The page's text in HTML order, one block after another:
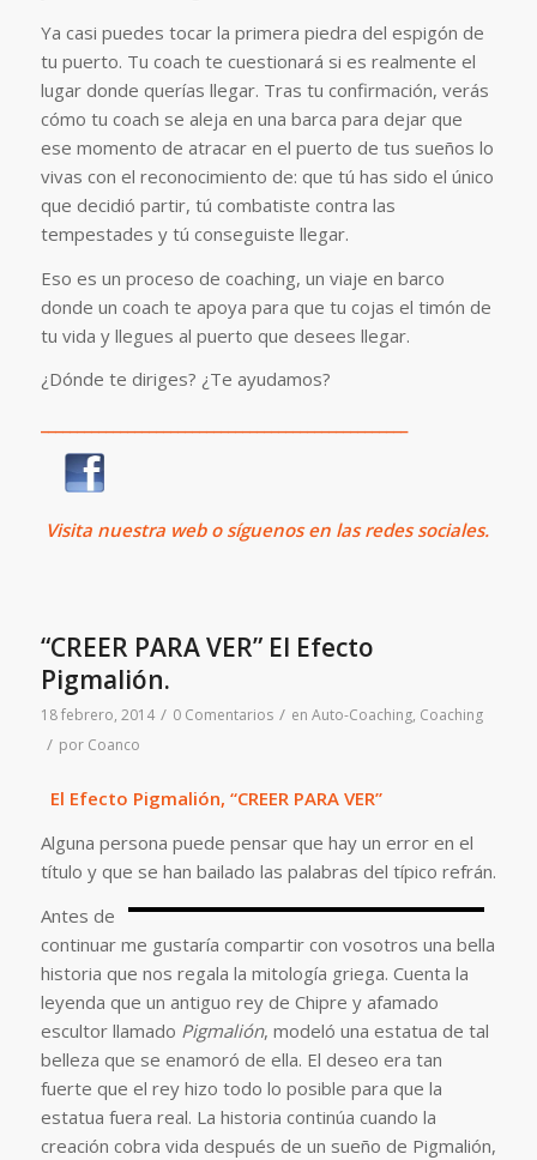
Ya casi puedes tocar la primera piedra del espigón de
tu puerto. Tu coach te cuestionará si es realmente el
lugar donde querías llegar. Tras tu confirmación, verás
cómo tu coach se aleja en una barca para dejar que
ese momento de atracar en el puerto de tus sueños lo
vivas con el reconocimiento de: que tú has sido el único
que decidió partir, tú combatiste contra las
tempestades y tú conseguiste llegar.
Eso es un proceso de coaching, un viaje en barco
donde un coach te apoya para que tu cojas el timón de
tu vida y llegues al puerto que desees llegar.
¿Dónde te diriges? ¿Te ayudamos?
Visitanuestra web o síguenos en las redes sociales.
“CREER PARA VER” El Efecto
Pigmalión.
18 febrero, 2014 / 0 Comentarios / en Auto-Coaching, Coaching
/ por Coanco
El Efecto Pigmalión, “CREER PARA VER”
Alguna persona puede pensar que hay un error en el
título y que se han bailado las palabras del típico refrán.
Antes de
continuar me gustaría compartir con vosotros una bella
historia que nos regala la mitología griega. Cuenta la
leyenda que un antiguo rey de Chipre y afamado
escultor llamado Pigmalión, modeló una estatua de tal
belleza que se enamoró de ella. El deseo era tan
fuerte que el rey hizo todo lo posible para que la
estatua fuera real. La historia continúa cuando la
creación cobra vida después de un sueño de Pigmalión,